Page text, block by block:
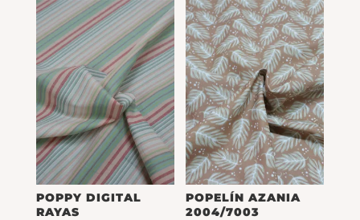
POPPY DIGITAL
RAYAS
POPELÍN AZANIA
2004/7003